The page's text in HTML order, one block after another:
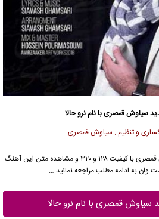
سیاوش قمصریبا نام نرو حالا
و تنظیم : سیاوش قمصری
با کیفیت ۱۲۸ و ۳۲۰ و مشاهده متن این آهنگ
وان به ادامه مطلب مراجعه نمائید …
سیاوش قمصری با نام نرو حالا